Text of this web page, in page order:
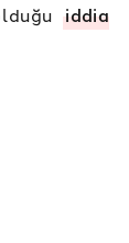
iddia